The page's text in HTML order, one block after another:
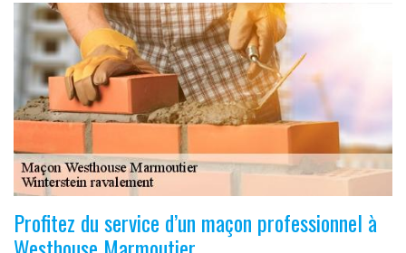
Profitez du service d’un maçon professionnel à